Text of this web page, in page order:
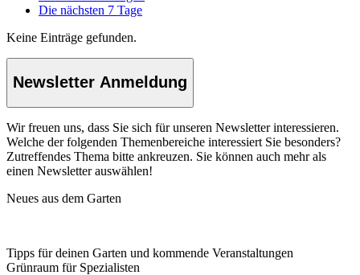
Die nächsten 7 Tage
Keine Einträge gefunden.
Newsletter Anmeldung
Wir freuen uns, dass Sie sich für unseren Newsletter interessieren.
Welche der folgenden Themenbereiche interessiert Sie besonders?
Zutreffendes Thema bitte ankreuzen. Sie können auch mehr als
einen Newsletter auswählen!
Neues aus dem Garten
Tipps für deinen Garten und kommende Veranstaltungen
Grünraum für Spezialisten